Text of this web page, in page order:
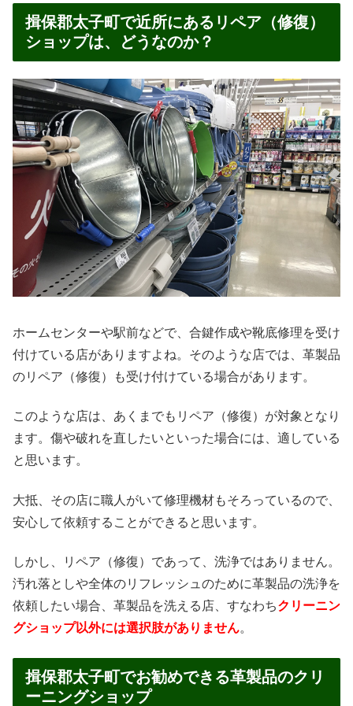
揖保郡太子町で近所にあるリペア（修復）
ショップは、どうなのか？
ホームセンターや駅前などで、合鍵作成や靴底修理を受け
付けている店がありますよね。そのような店では、革製品
のリペア（修復）も受け付けている場合があります。
このような店は、あくまでもリペア（修復）が対象となり
ます。傷や破れを直したいといった場合には、適している
と思います。
大抵、その店に職人がいて修理機材もそろっているので、
安心して依頼することができると思います。
しかし、リペア（修復）であって、洗浄ではありません。
汚れ落としや全体のリフレッシュのために革製品の洗浄を
依頼したい場合、革製品を洗える店、すなわちクリーニン
グショップ以外には選択肢がありません。
揖保郡太子町でお勧めできる革製品のクリ
ーニングショップ